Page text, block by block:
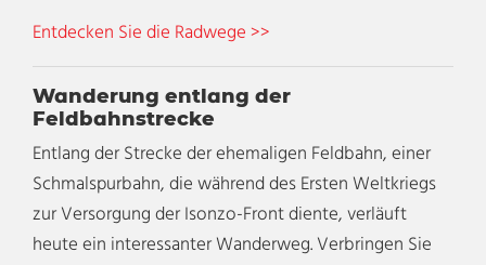
Entdecken Sie die Radwege >>
Wanderung entlang der
Feldbahnstrecke
Entlang der Strecke der ehemaligen Feldbahn, einer
Schmalspurbahn, die während des Ersten Weltkriegs
zur Versorgung der Isonzo-Front diente, verläuft
heute ein interessanter Wanderweg. Verbringen Sie